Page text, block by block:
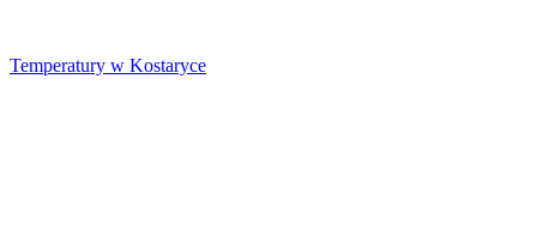
Temperatury w Kostaryce